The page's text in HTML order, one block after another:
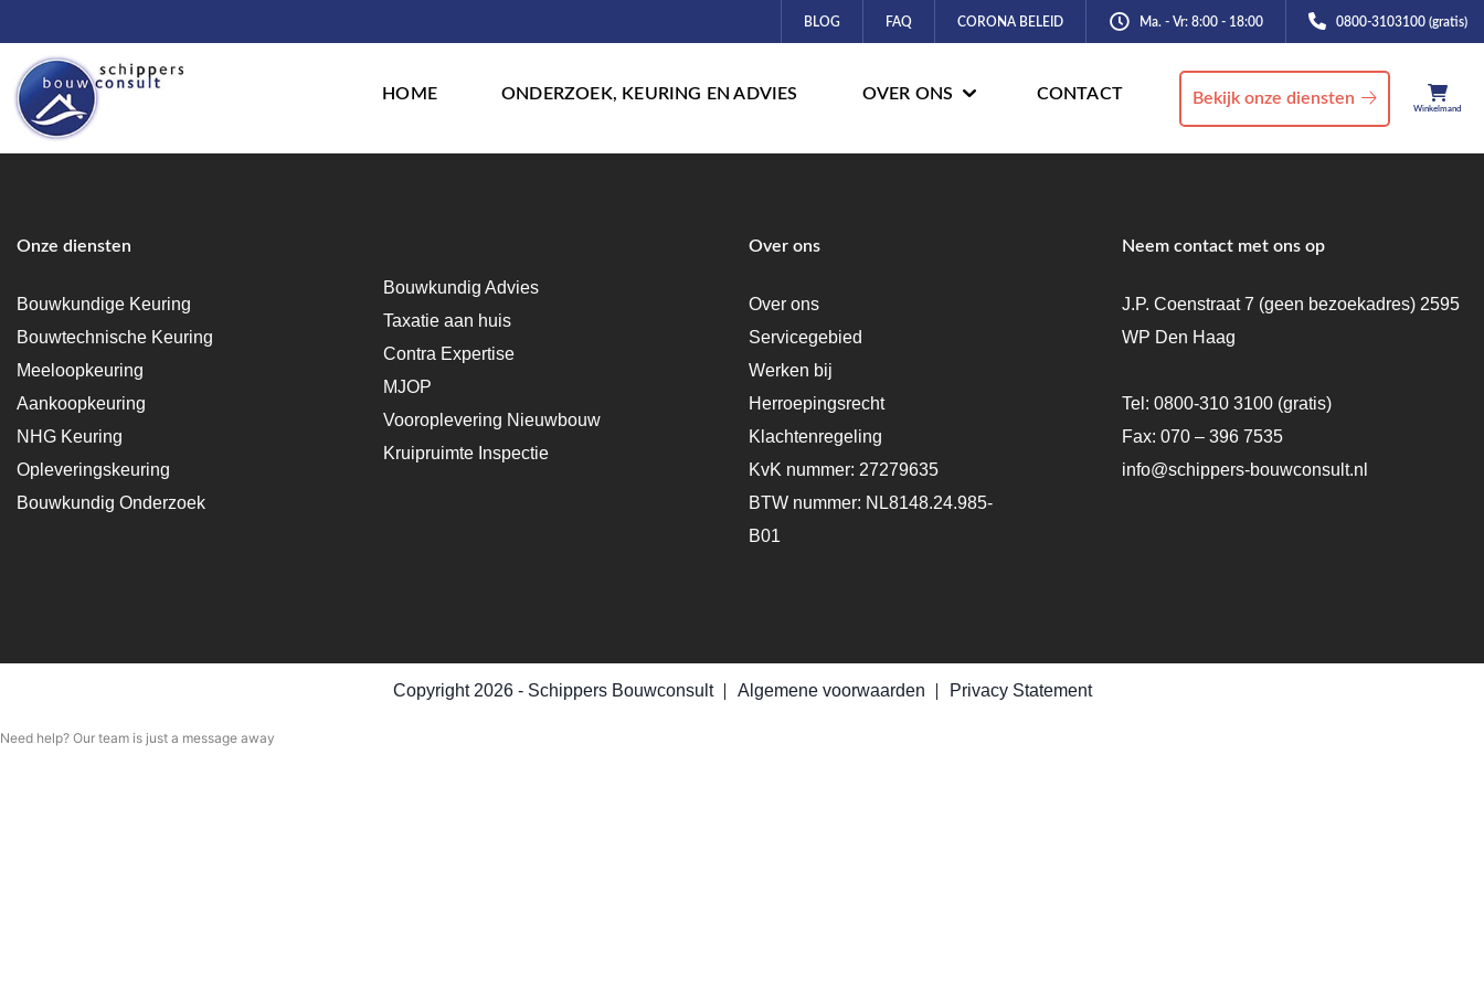
BLOG FAQ CORONA BELEID Ma. - Vr: 8:00 - 18:00 0800-3103100 (gratis)
HOME ONDERZOEK, KEURING EN ADVIES OVER ONS CONTACT
Winkelmand
Bekijk onze diensten
Onze diensten
Bouwkundige Keuring
Bouwtechnische Keuring
Meeloopkeuring
Aankoopkeuring
NHG Keuring
Opleveringskeuring
Bouwkundig Onderzoek
Bouwkundig Advies
Taxatie aan huis
Contra Expertise
MJOP
Vooroplevering Nieuwbouw
Kruipruimte Inspectie
Over ons
Over ons
Servicegebied
Werken bij
Herroepingsrecht
Klachtenregeling
KvK nummer: 27279635
BTW nummer: NL8148.24.985-
B01
Neem contact met ons op
J.P. Coenstraat 7 (geen bezoekadres) 2595
WP Den Haag
Tel: 0800-310 3100(gratis)
Fax: 070 – 396 7535
info@schippers-bouwconsult.nl
Copyright 2026 - Schippers Bouwconsult Algemene voorwaarden Privacy Statement
Need help? Our team is just a message away